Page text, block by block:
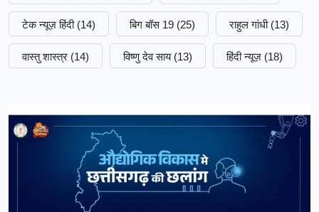
टेक न्यूज़ हिंदी (14) बिग बॉस 19 (25) राहुल गांधी (13)
वास्तु शास्त्र (14) विष्णु देव साय (13) हिंदी न्यूज़ (18)